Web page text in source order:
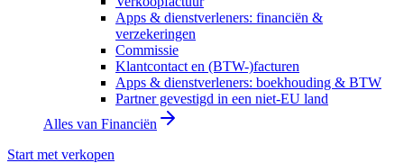
Apps & dienstverleners: financiën &
verzekeringen
Commissie
Klantcontact en (BTW-)facturen
Apps & dienstverleners: boekhouding & BTW
Partner gevestigd in een niet-EU land
Alles van Financiën
Start met verkopen